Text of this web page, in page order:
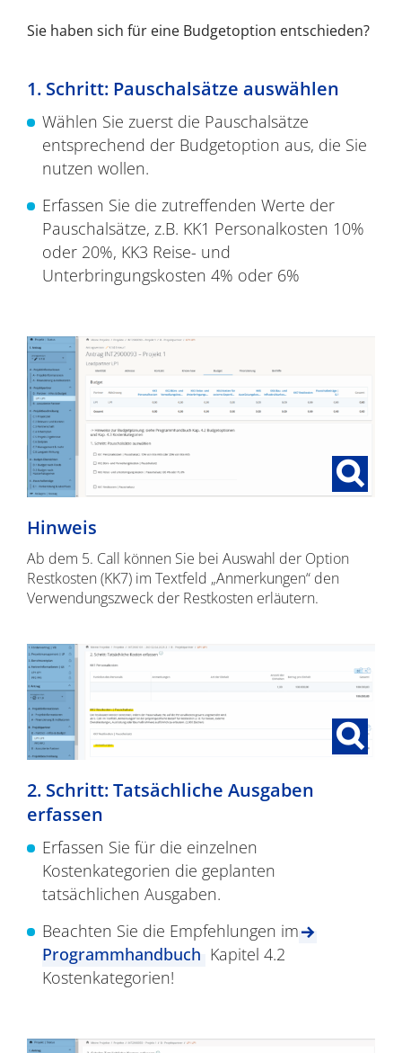
Sie haben sich für eine Budgetoption entschieden?
1. Schritt: Pauschalsätze auswählen
Wählen Sie zuerst die Pauschalsätze
entsprechend der Budgetoption aus, die Sie
nutzen wollen.
Erfassen Sie die zutreffenden Werte der
Pauschalsätze, z.B. KK1 Personalkosten 10%
oder 20%, KK3 Reise- und
Unterbringungskosten 4% oder 6%
Hinweis
Ab dem 5. Call können Sie bei Auswahl der Option
Restkosten (KK7) im Textfeld „Anmerkungen“ den
Verwendungszweck der Restkosten erläutern.
2. Schritt: Tatsächliche Ausgaben
erfassen
Erfassen Sie für die einzelnen
Kostenkategorien die geplanten
tatsächlichen Ausgaben.
Beachten Sie die Empfehlungen im
Programmhandbuch Kapitel 4.2
Kostenkategorien!